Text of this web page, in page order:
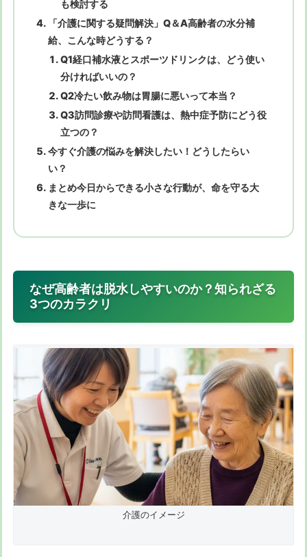
も検討する
「介護に関する疑問解決」Q＆A高齢者の水分補
給、こんな時どうする？
Q1経口補水液とスポーツドリンクは、どう使い
分ければいいの？
Q2冷たい飲み物は胃腸に悪いって本当？
Q3訪問診療や訪問看護は、熱中症予防にどう役
立つの？
今すぐ介護の悩みを解決したい！どうしたらい
い？
まとめ今日からできる小さな行動が、命を守る大
きな一歩に
なぜ高齢者は脱水しやすいのか？知られざる
3つのカラクリ
介護のイメージ